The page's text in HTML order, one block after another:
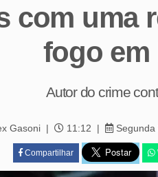
com uma
fogo em
Autor do crime
Gasoni 11:12
Compartilhar